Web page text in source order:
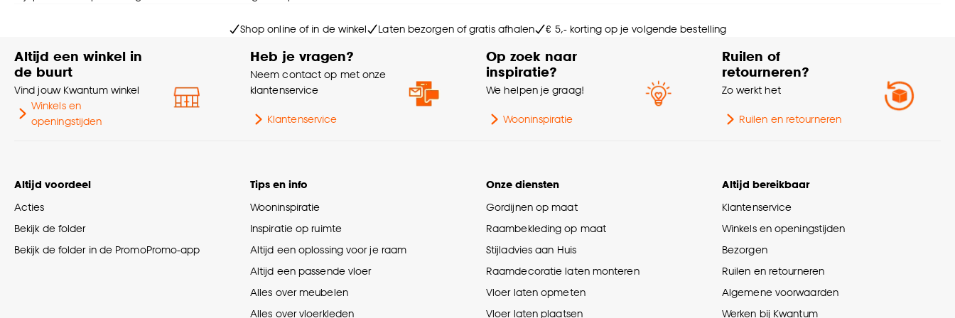
Garantietermijn 24 maanden
Magnetron, Vaatwasser
Shop online of in de winkel Laten bezorgen of gratis afhalen € 5,- korting op je volgende bestelling
Altijd een winkel in
de buurt
Vind jouw Kwantum winkel
Winkels en
openingstijden
Heb je vragen?
Neem contact op met onze
klantenservice
Klantenservice
Op zoek naar
inspiratie?
We helpen je graag!
Wooninspiratie
Ruilen of
retourneren?
Zo werkt het
Ruilen en retourneren
Altijd voordeel
Acties
Bekijk de folder
Bekijk de folder in de PromoPromo-app
Tips en info
Wooninspiratie
Inspiratie op ruimte
Altijd een oplossing voor je raam
Altijd een passende vloer
Alles over meubelen
Alles over vloerkleden
Onze diensten
Gordijnen op maat
Raambekleding op maat
Stijladvies aan Huis
Raamdecoratie laten monteren
Vloer laten opmeten
Vloer laten plaatsen
Altijd bereikbaar
Klantenservice
Winkels en openingstijden
Bezorgen
Ruilen en retourneren
Algemene voorwaarden
Werken bij Kwantum